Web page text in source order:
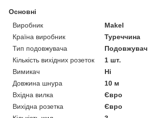
Основні
Виробник
Makel
Країна виробник
Туреччина
Тип подовжувача
Подовжувач
Кількість вихідних розеток
1 шт.
Вимикач
Ні
Довжина шнура
10 м
Вхідна вилка
Євро
Вихідна розетка
Євро